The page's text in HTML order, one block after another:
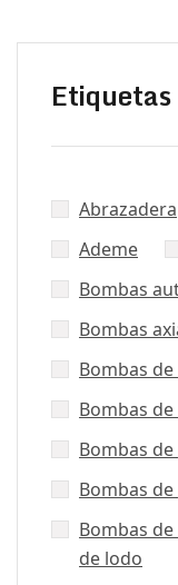
Etiquetas
Abrazadera
Ademe
Bombas
Bombas
Bombas
Bombas
Bombas
Bombas
Bombas
de lodo